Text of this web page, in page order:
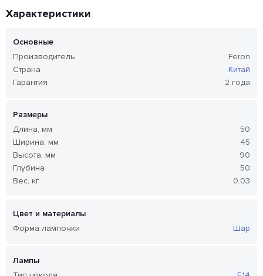
Характеристики
Основные
Производитель
Feron
Страна
Китай
Гарантия
2 года
Размеры
Длина, мм
50
Ширина, мм
45
Высота, мм
90
Глубина
50
Вес, кг
0.03
Цвет и материалы
Форма лампочки
Шар
Лампы